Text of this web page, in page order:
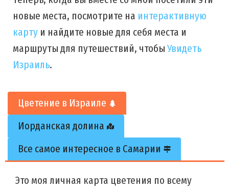
новые места, посмотрите на интерактивную
карту и найдите новые для себя места и
маршруты для путешествий, чтобыУвидеть
Израиль.
Цветение в Израиле
Иорданская долина
Все самое интересное в Самарии
Это моя личная карта цветения по всему